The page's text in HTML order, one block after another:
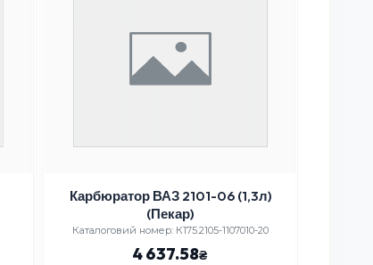
Карбюратор ВАЗ 2101-06 (1,3л)
(Пекар)
Каталоговий номер: К175.2105-1107010-20
4 637.58